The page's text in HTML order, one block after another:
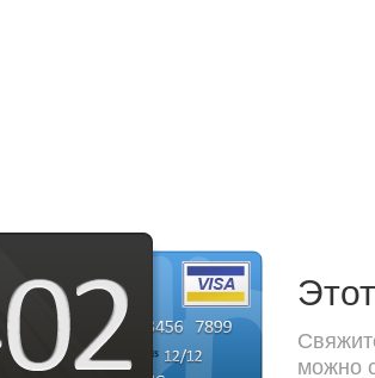
можно